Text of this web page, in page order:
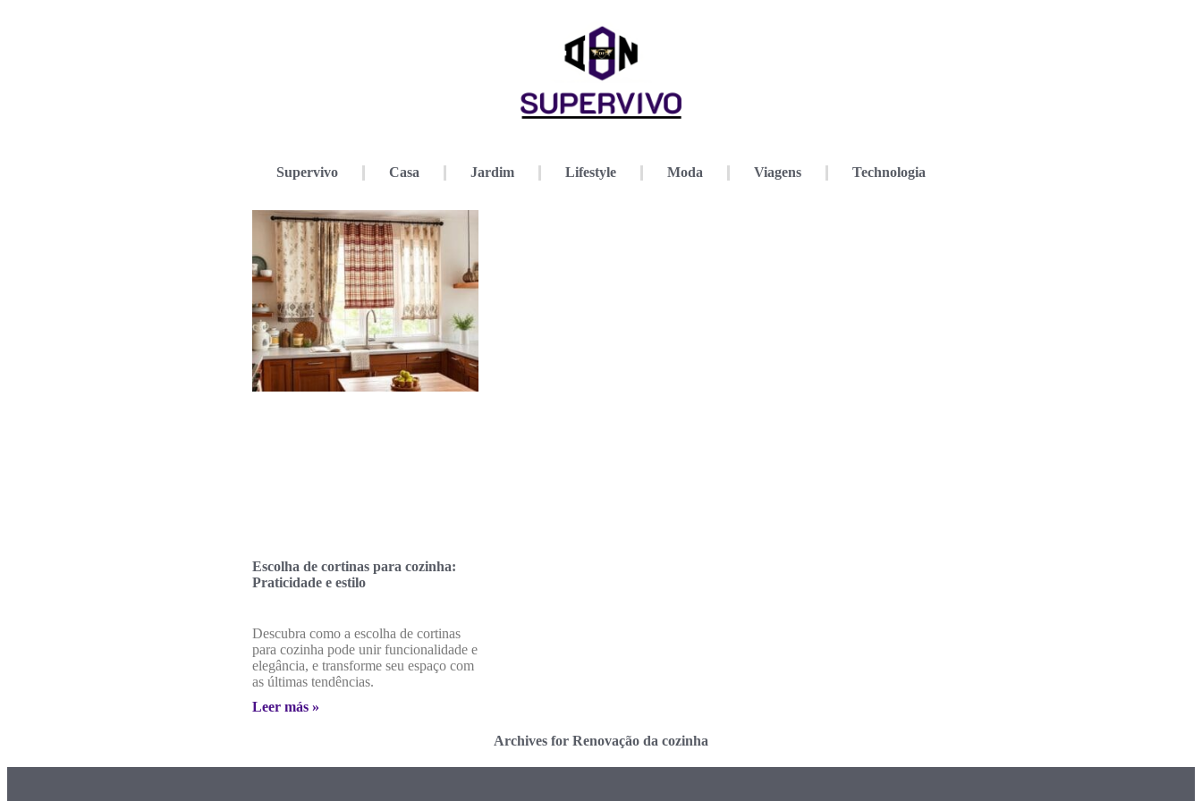
Supervivo Casa Jardim Lifestyle Moda Viagens Technologia
Escolha de cortinas para cozinha:
Praticidade e estilo
Descubra como a escolha de cortinas
para cozinha pode unir funcionalidade e
elegância, e transforme seu espaço com
as últimas tendências.
Leer más »
Archives for Renovação da cozinha